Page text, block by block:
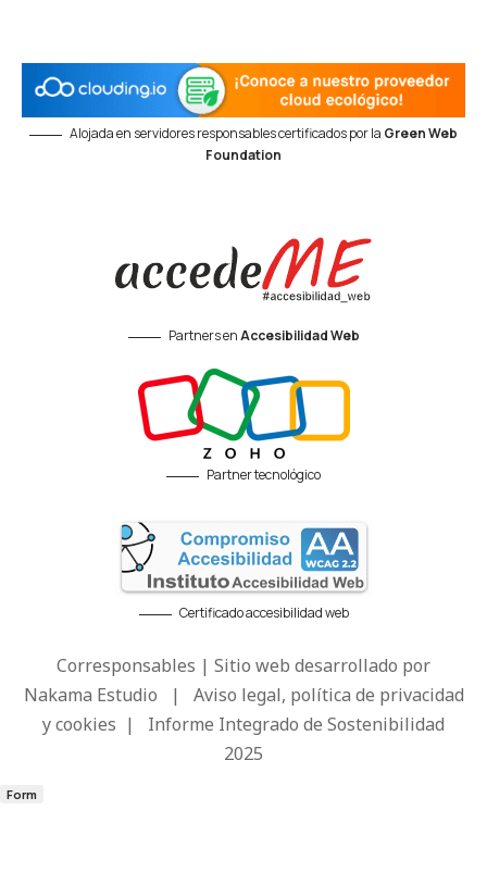
Alojada en servidores responsables certificados por la Green Web
Foundation
Partners enAccesibilidad Web
Partner tecnológico
Certificado accesibilidad web
Corresponsables | Sitio web desarrollado por
Nakama Estudio | Aviso legal, política de privacidad
y cookies | Informe Integrado de Sostenibilidad
2025
Form